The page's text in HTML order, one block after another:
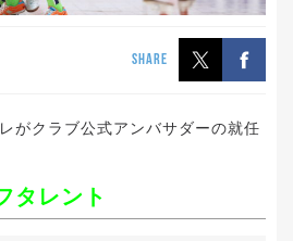
SHARE
がクラブ公式アンバサダーの就任
タレント